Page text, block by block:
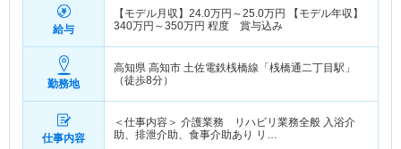
給与
【モデル月収】 24.0万円～25.0万円
【モデル年収】
340万円～350万円 程度 賞与込み
勤務地
高知県 高知市 土佐電鉄桟橋線「桟橋通二丁目駅」
（徒歩8分）
仕事内容
＜仕事内容＞ 介護業務 リハビリ業務全般 入浴介
助、排泄介助、食事介助あり リ…